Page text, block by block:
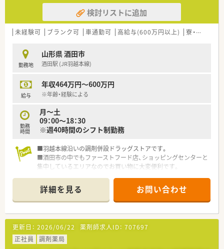
師として信頼関係を築ける方を求めています。
【法人特徴について】
■創業当初からの社員が多く在籍しており、平均勤続年数は10
■近隣エリア内にドミナントで5店舗を展開しており、店舗間の
距離が近いため充実した応援体制があります。
■代表自身も薬剤師として現場で勤務しているため、現場の状況
【求人情報について】
した上で年収550万円から相談が可能です。
■ご経験豊富な方や管理薬剤師候補の方であれば、年収600万円
以上の高待遇でお迎えすることも可能です。
りがしっかりと収入に反映される求人です。
検討リストに追加
未経験可 ブランク可 車通勤可 高給与(600万円以上) 寮・借上社宅あり
勤務地
山形県 酒田市
酒田駅 (JR羽越本線)
給与
年収464万円～600万円
※年齢・経験による
勤務
時間
月～土
09：00～18：30
※週40時間のシフト制勤務
■羽越本線沿いの調剤併設ドラッグストアです。
■酒田市の中でもファーストフード店、ショッピングセンターと
集中しているエリアなのでお買い物に大変便利です。
グストアです。
■業界を代表する大手薬局様です。
■ドラッグ部門と調剤部門を両方備えています。
■やりがいはもちろん、充実の教育環境と福利厚生も魅力の企業
です。
詳細を見る お問い合わせ
更新日： 2026/06/22 薬剤師求人ID： 707697
正社員
調剤薬局